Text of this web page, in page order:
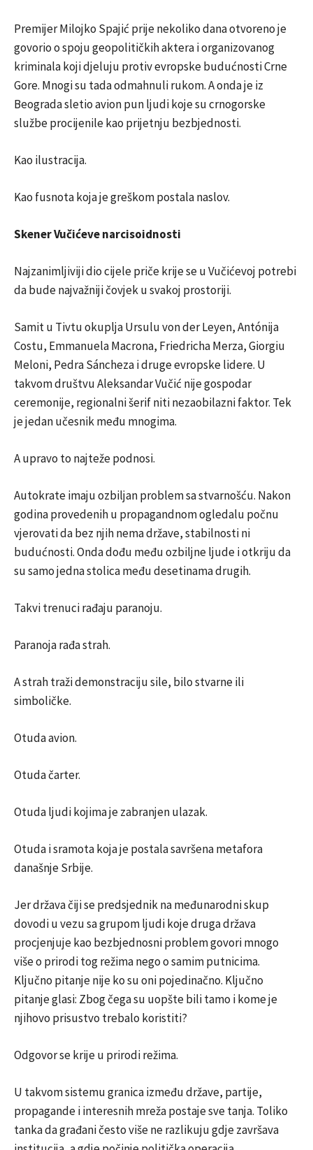
Premijer Milojko Spajić prije nekoliko dana otvoreno je
govorio o spoju geopolitičkih aktera i organizovanog
kriminala koji djeluju protiv evropske budućnosti Crne
Gore. Mnogi su tada odmahnuli rukom. A onda je iz
Beograda sletio avion pun ljudi koje su crnogorske
službe procijenile kao prijetnju bezbjednosti.
Kao ilustracija.
Kao fusnota koja je greškom postala naslov.
Skener Vučićeve narcisoidnosti
Najzanimljiviji dio cijele priče krije se u Vučićevoj potrebi
da bude najvažniji čovjek u svakoj prostoriji.
Samit u Tivtu okuplja Ursulu von der Leyen, Antónija
Costu, Emmanuela Macrona, Friedricha Merza, Giorgiu
Meloni, Pedra Sáncheza i druge evropske lidere. U
takvom društvu Aleksandar Vučić nije gospodar
ceremonije, regionalni šerif niti nezaobilazni faktor. Tek
je jedan učesnik među mnogima.
A upravo to najteže podnosi.
Autokrate imaju ozbiljan problem sa stvarnošću. Nakon
godina provedenih u propagandnom ogledalu počnu
vjerovati da bez njih nema države, stabilnosti ni
budućnosti. Onda dođu među ozbiljne ljude i otkriju da
su samo jedna stolica među desetinama drugih.
Takvi trenuci rađaju paranoju.
Paranoja rađa strah.
A strah traži demonstraciju sile, bilo stvarne ili
simboličke.
Otuda avion.
Otuda čarter.
Otuda ljudi kojima je zabranjen ulazak.
Otuda i sramota koja je postala savršena metafora
današnje Srbije.
Jer država čiji se predsjednik na međunarodni skup
dovodi u vezu sa grupom ljudi koje druga država
procjenjuje kao bezbjednosni problem govori mnogo
više o prirodi tog režima nego o samim putnicima.
Ključno pitanje nije ko su oni pojedinačno. Ključno
pitanje glasi: Zbog čega su uopšte bili tamo i kome je
njihovo prisustvo trebalo koristiti?
Odgovor se krije u prirodi režima.
U takvom sistemu granica između države, partije,
propagande i interesnih mreža postaje sve tanja. Toliko
tanka da građani često više ne razlikuju gdje završava